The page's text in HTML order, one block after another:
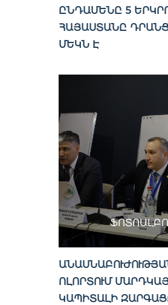
ԸՆԴԱՄԵՆԸ 5
ՀԱՅԱՍՏԱՆԸ
ՄԵԿՆ Է
ՈԼՈՐՏՈՒՄ
ԿԱՊԻՏԱԼԻ